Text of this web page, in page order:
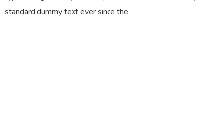
standard dummy text ever since the